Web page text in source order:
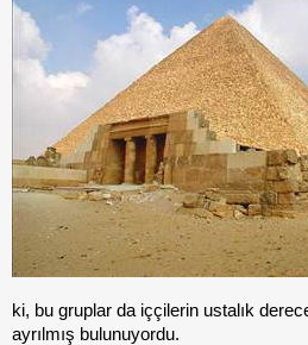
ki, bu gruplar da iççilerin ustalık
ayrılmış bulunuyordu.